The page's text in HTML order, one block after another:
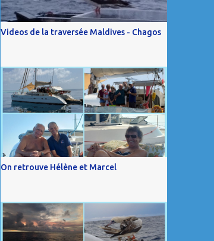
Videos de la traversée Maldives - Chagos
On retrouve Hélène et Marcel